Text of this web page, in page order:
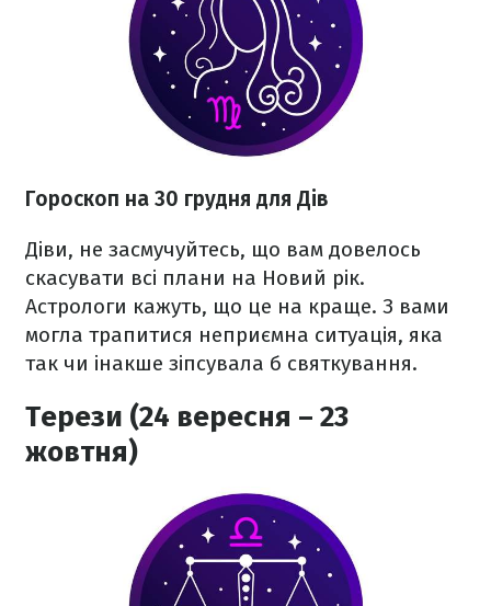
Гороскоп на 30 грудня для Дів
Діви, не засмучуйтесь, що вам довелось
скасувати всі плани на Новий рік.
Астрологи кажуть, що це на краще. З вами
могла трапитися неприємна ситуація, яка
так чи інакше зіпсувала б святкування.
Терези (24 вересня – 23
жовтня)